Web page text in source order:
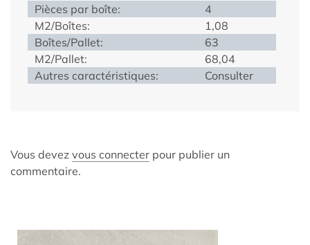
Pièces par boîte:
4
M2/Boîtes:
1,08
Boîtes/Pallet:
63
M2/Pallet:
68,04
Autres caractéristiques:
Consulter
Vous devez vous connecter pour publier un
commentaire.